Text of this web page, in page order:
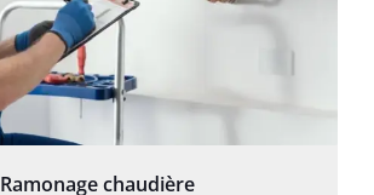
Ramonage chaudière